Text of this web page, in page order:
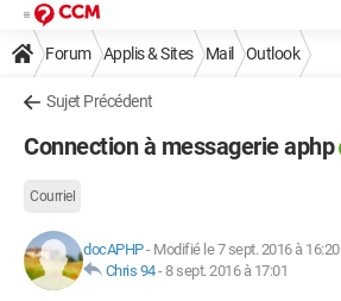
Forum Applis & Sites Mail Outlook
Sujet Précédent
Connection à messagerie aphp
Courriel
docAPHP- Modifié le 7 sept. 2016 à 16:20
Chris 94-8 sept. 2016 à 17:01